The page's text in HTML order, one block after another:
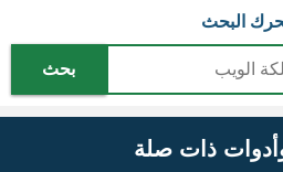
البحث
بحث
ذات صلة